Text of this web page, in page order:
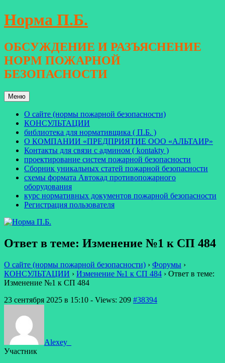
Перейти
к
Норма П.Б.
ОБСУЖДЕНИЕ И РАЗЪЯСНЕНИЕ
НОРМ ПОЖАРНОЙ
БЕЗОПАСНОСТИ
Меню
О сайте (нормы пожарной безопасности)
КОНСУЛЬТАЦИИ
библиотека для нормативщика ( П.Б. )
О КОМПАНИИ «ПРЕДПРИЯТИЕ ООО «АЛЬТАИР»
Контакты для связи с админом ( kontakty )
проектирование систем пожарной безопасности
Сборник уникальных статей пожарной безопасности
схемы формата Автокад противопожарного
оборудования
курс нормативных документов пожарной безопасности
Регистрация пользователя
Ответ в теме: Изменение №1 к СП 484
О сайте (нормы пожарной безопасности) › Форумы ›
КОНСУЛЬТАЦИИ › Изменение №1 к СП 484 › Ответ в теме:
Изменение №1 к СП 484
23 сентября 2025 в 15:10 - Views: 209 #38394
Alexey_
Участник